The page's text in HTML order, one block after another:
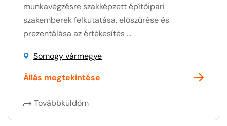
munkavégzésre szakképzett építőipari
szakemberek felkutatása, előszűrése és
prezentálása az értékesítés ...
Somogy vármegye
Állás megtekintése
Továbbküldöm